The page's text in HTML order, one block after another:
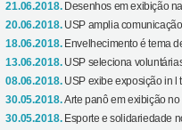
21.06.2018. Desenhos em exibição
20.06.2018. USP amplia
18.06.2018. Envelhecimento é tema
13.06.2018. USP seleciona
08.06.2018. USP exibe exposição in l
30.05.2018.Arte panô em exibição no
30.05.2018. Esporte e solidariedade